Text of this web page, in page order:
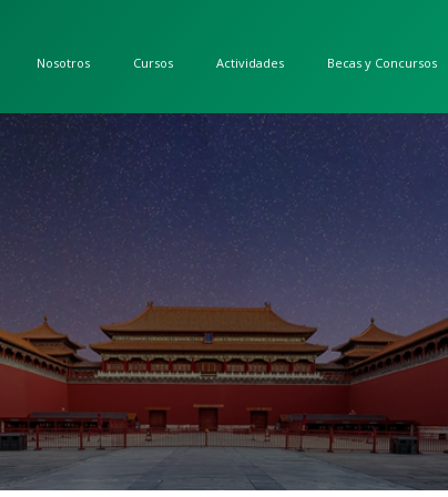
Nosotros Cursos Actividades Becas y Concursos